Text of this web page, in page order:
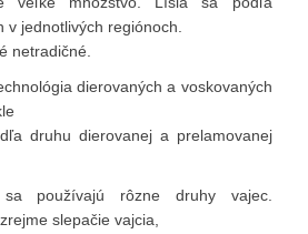
v jednotlivých regiónoch.
netradičné.
dierovaných a voskovaných
druhu dierovanej a prelamovanej
používajú rôzne druhy vajec.
slepačie vajcia,